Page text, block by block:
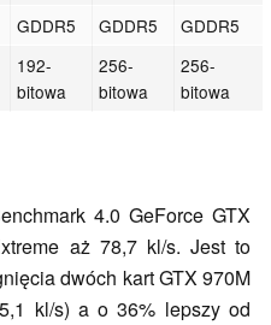
GDDR5 GDDR5
GDDR5
192-
bitowa
256-
bitowa
256-
bitowa
4.0 GeForce GTX
aż 78,7 kl/s. Jest to
dwóch kart GTX 970M
kl/s) a o 36% lepszy od